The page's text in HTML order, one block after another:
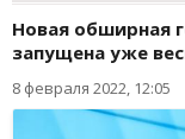
Новая обширная
запущена уже
8 февраля 2022, 12:05